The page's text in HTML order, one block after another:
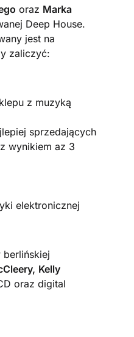
oraz Marka
Deep House.
jest na
zaliczyć:
z muzyką
sprzedających
wynikiem az 3
elektronicznej
berlińskiej
Kelly
oraz digital